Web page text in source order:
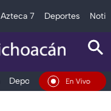
Azteca 7 Deportes
Deportes Espectáculos
En Vivo